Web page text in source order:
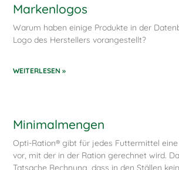
Markenlogos
Warum haben einige Produkte in der
Logo des Herstellers vorangestellt?
WEITERLESEN »
Minimalmengen
Opti-Ration® gibt für jedes Futtermittel
vor, mit der in der Ration gerechnet wird.
Tatsache Rechnung, dass in den Ställen